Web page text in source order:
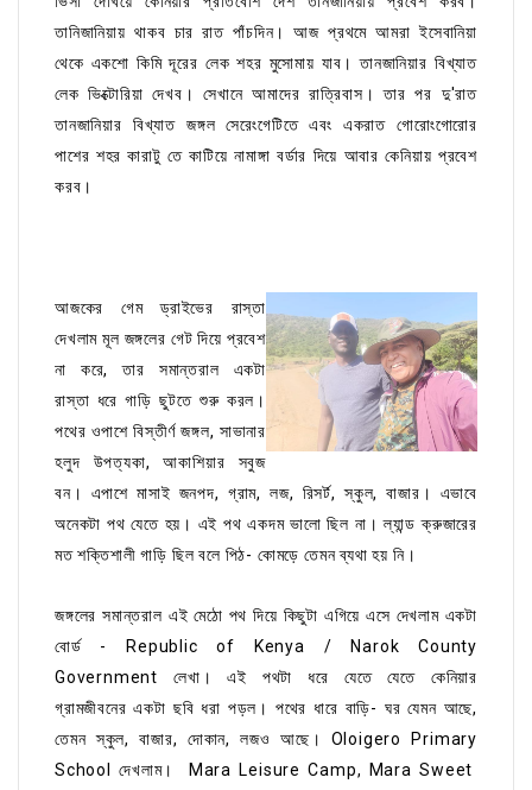
তানিজানিয়ায় থাকব চার রাত পাঁচদিন। আজ প্রথমে আমরা ইসেবানিয়া
থেকে একশো কিমি দূরের লেক শহর মুসোমায় যাব। তানজানিয়ার বিখ্যাত
লেক ভিক্টোরিয়া দেখব। সেখানে আমাদের রাত্রিবাস। তার পর দু'রাত
তানজানিয়ার বিখ্যাত জঙ্গল সেরেংগেটিতে এবং একরাত গোরোংগোরোর
পাশের শহর কারাটু তে কাটিয়ে নামাঙ্গা বর্ডার দিয়ে আবার কেনিয়ায় প্রবেশ
করব।
আজকের গেম ড্রাইভের রাস্তা
দেখলাম মূল জঙ্গলের গেট দিয়ে প্রবেশ
না করে, তার সমান্তরাল একটা
রাস্তা ধরে গাড়ি ছুটতে শুরু করল।
পথের ওপাশে বিস্তীর্ণ জঙ্গল, সাভানার
হলুদ উপত্যকা, আকাশিয়ার সবুজ
বন। এপাশে মাসাই জনপদ, গ্রাম, লজ, রিসর্ট, স্কুল, বাজার। এভাবে
অনেকটা পথ যেতে হয়। এই পথ একদম ভালো ছিল না। ল্যান্ড ক্রুজারের
মত শক্তিশালী গাড়ি ছিল বলে পিঠ- কোমড়ে তেমন ব্যথা হয় নি।
জঙ্গলের সমান্তরাল এই মেঠো পথ দিয়ে কিছুটা এগিয়ে এসে দেখলাম একটা
বোর্ড - Republic of Kenya / Narok County
Government লেখা। এই পথটা ধরে যেতে যেতে কেনিয়ার
গ্রামজীবনের একটা ছবি ধরা পড়ল। পথের ধারে বাড়ি- ঘর যেমন আছে,
তেমন স্কুল, বাজার, দোকান, লজও আছে। Oloigero Primary
School দেখলাম। Mara Leisure Camp, Mara Sweet